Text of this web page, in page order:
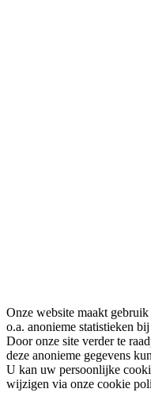
Onze website maakt
o.a. anonieme statistieken
Door onze site verder te
deze anonieme gegevens
U kan uw persoonlijke
wijzigen via onze cookie